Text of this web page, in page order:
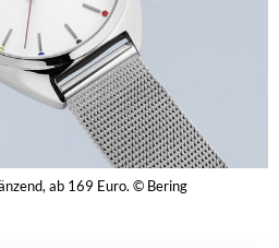
ab 169 Euro. © Bering